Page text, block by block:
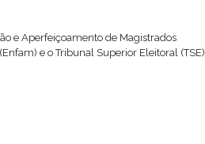
e Aperfeiçoamento de Magistrados
e o Tribunal Superior Eleitoral (TSE)